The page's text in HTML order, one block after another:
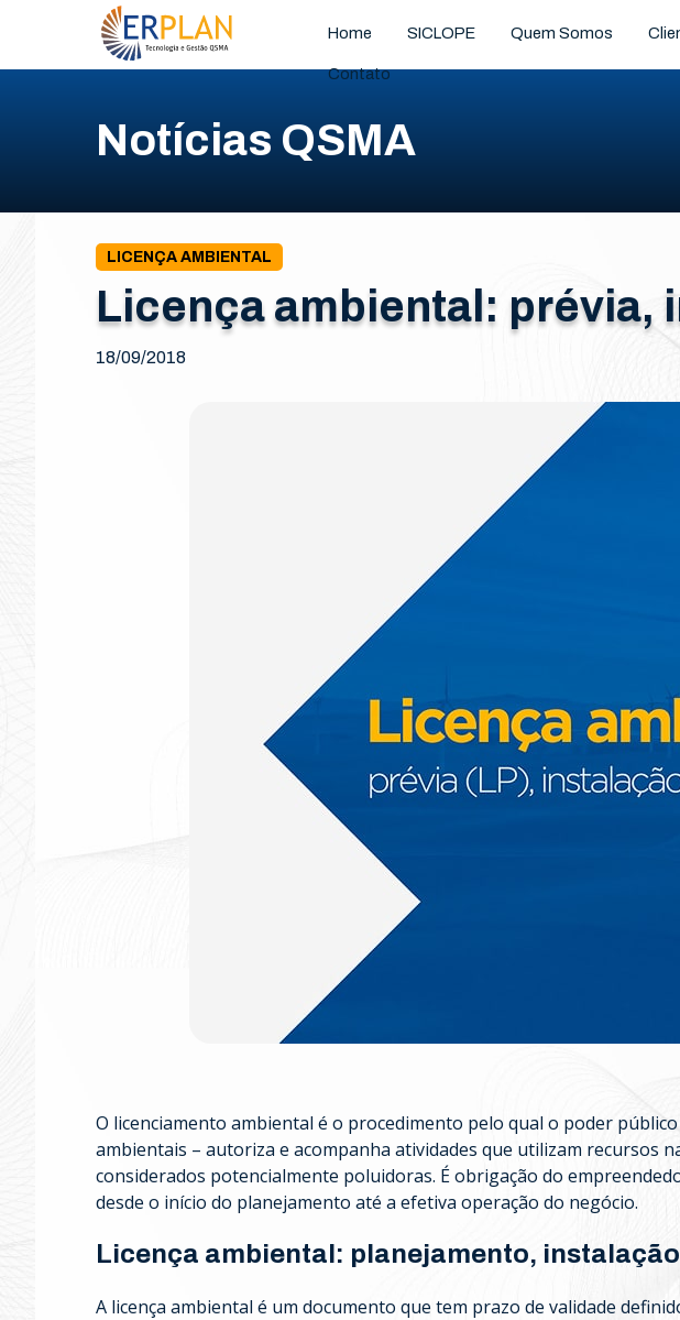
Home SICLOPE Quem Somos
Contato
Notícias QSMA
LICENÇA AMBIENTAL
Licença ambiental: prévia,
18/09/2018
O licenciamento ambiental é o procedimento pelo qual o poder
ambientais – autoriza e acompanha atividades que utilizam recursos
considerados potencialmente poluidoras. É obrigação do
desde o início do planejamento até a efetiva operação do negócio.
Licença ambiental: planejamento,
A licença ambiental é um documento que tem prazo de validade